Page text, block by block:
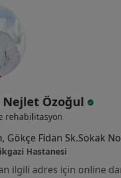
Nejlet Özoğul
rehabilitasyon
Hastanesi